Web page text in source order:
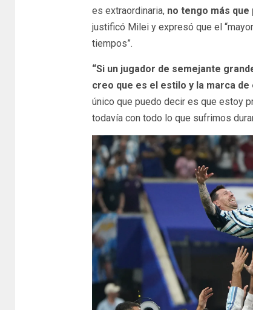
es extraordinaria, no tengo más
justificó Milei y expresó que el
tiempos”.
“Si un jugador de semejante
creo que es el estilo y la marca
único que puedo decir es que estoy
todavía con todo lo que sufrimos